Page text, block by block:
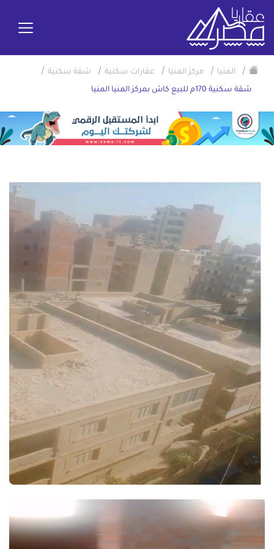
/ المنيا / مركز المنيا / عقارات سكنية / شقة سكنية /
شقة سكنية 170م للبيع كاش بمركز المنيا المنيا